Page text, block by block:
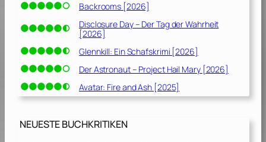
Backrooms [2026]
Disclosure Day – Der Tag der Wahrheit
[2026]
Glennkill: Ein Schafskrimi [2026]
Der Astronaut – Project Hail Mary [2026]
Avatar: Fire and Ash [2025]
NEUESTE BUCHKRITIKEN